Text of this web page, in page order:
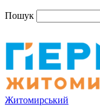
Пошук
Житомирський